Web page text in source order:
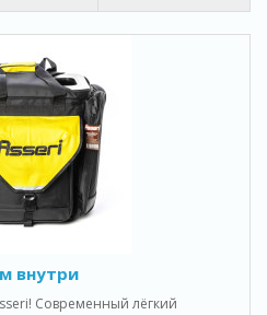
внутри
Современный лёгкий